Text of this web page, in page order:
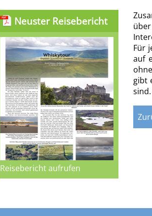
Neuster Reisebericht
Reisebericht aufrufen
Für
auf
gibt
sind.